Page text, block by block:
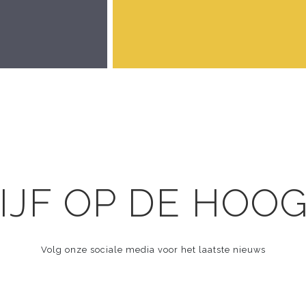
OP DE
Volg onze sociale media voor het laatste nieuws